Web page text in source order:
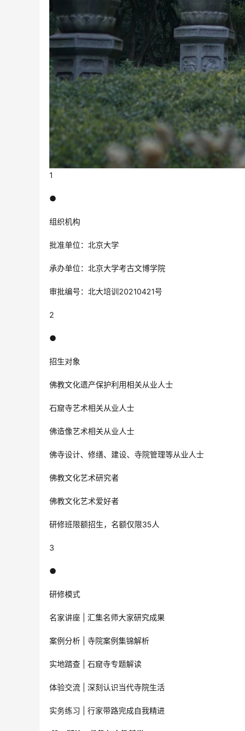
1
●
组织机构
批准单位：北京大学
承办单位：北京大学考古文博学院
审批编号：北大培训20210421号
2
●
招生对象
佛教文化遗产保护利用相关从业人士
石窟寺艺术相关从业人士
佛造像艺术相关从业人士
佛寺设计、修缮、建设、寺院管理等从业人士
佛教文化艺术研究者
佛教文化艺术爱好者
研修班限额招生，名额仅限35人
3
●
研修模式
名家讲座 | 汇集名师大家研究成果
案例分析 | 寺院案例集锦解析
实地踏查 | 石窟寺专题解读
体验交流 | 深刻认识当代寺院生活
实务练习 | 行家带路完成自我精进